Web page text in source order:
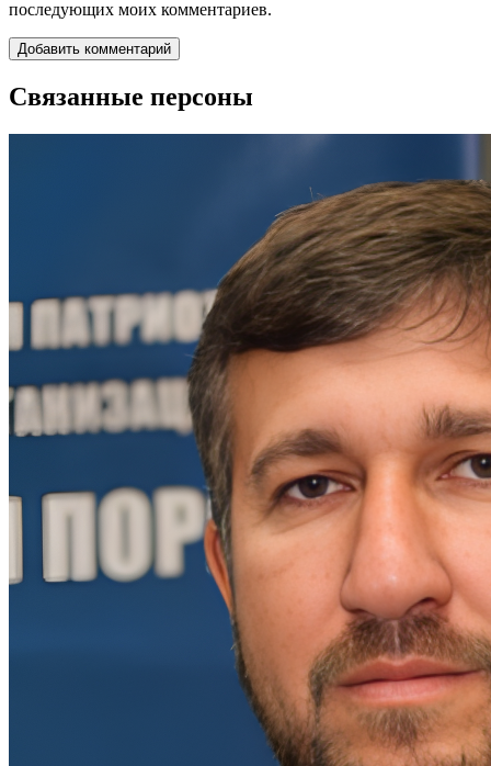
последующих моих комментариев.
Связанные персоны